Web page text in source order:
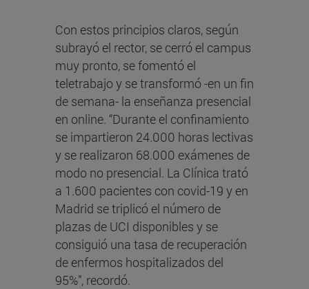
Con estos principios claros, según
subrayó el rector, se cerró el campus
muy pronto, se fomentó el
teletrabajo y se transformó -en un fin
de semana- la enseñanza presencial
en online. “Durante el confinamiento
se impartieron 24.000 horas lectivas
y se realizaron 68.000 exámenes de
modo no presencial. La Clínica trató
a 1.600 pacientes con covid-19 y en
Madrid se triplicó el número de
plazas de UCI disponibles y se
consiguió una tasa de recuperación
de enfermos hospitalizados del
95%”, recordó.